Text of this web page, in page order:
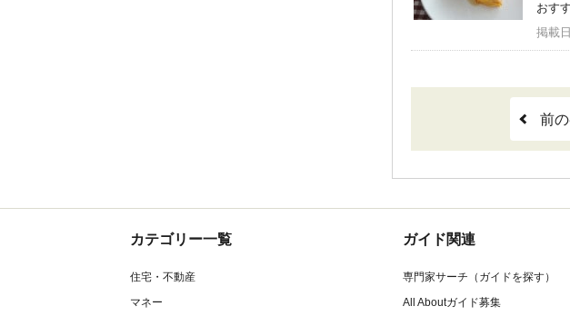
おす
掲載
前
カテゴリー一覧
住宅・不動産
マネー
ガイド関連
専門家サーチ（ガイドを探す）
All Aboutガイド募集